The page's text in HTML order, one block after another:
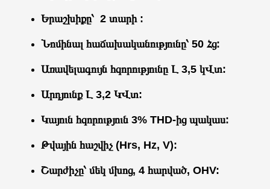
Երաշխիքը՝ 2 տարի :
Նոմինալ հաճախականությունը՝ 50 Հց:
Առավելագույն հզորությունը Լ 3,5 կՎտ:
Արդյունք Լ 3,2 ԿՎտ:
Կայուն հզորություն 3% THD-ից պակաս:
Թվային հաշվիչ (Hrs, Hz, V):
Շարժիչը՝ մեկ մխոց, 4 հարված, OHV: